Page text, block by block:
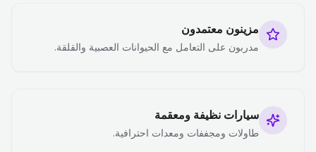
مزينون معتمدون
مدربون على التعامل مع الحيوانات العصبية والقلقة.
سيارات نظيفة ومعقمة
طاولات ومجففات ومعدات احترافية.